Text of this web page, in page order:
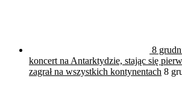
8
koncert na Antarktydzie, stając się
zagrał na wszystkich kontynentach 8